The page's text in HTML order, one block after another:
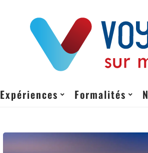
Expériences Formalités